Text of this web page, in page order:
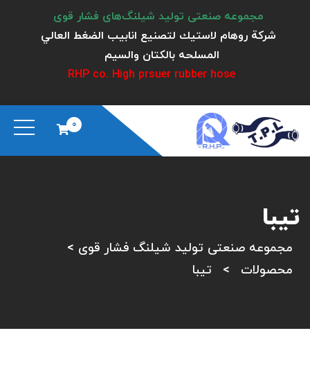
مجموعه صنعتی تولید شیلنگ‌های فشار قوی
شركة روهام لاستيك لتصنيع انابيب الضغط العالي
المسلحه بالكتان والسيم
RHP co. High prsuer rubber hose
0
تیبا
مجموعه صنعتی تولید شیلنگ فشار قوی >
محصولات
> تیبا